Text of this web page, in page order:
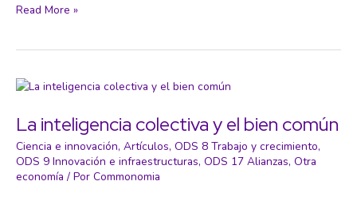
¿Qué
abierta?
Read More »
La inteligencia colectiva y el bien común
Ciencia e innovación, Artículos, ODS 8 Trabajo y crecimiento,
ODS 9 Innovación e infraestructuras, ODS 17 Alianzas, Otra
economía / Por Commonomia